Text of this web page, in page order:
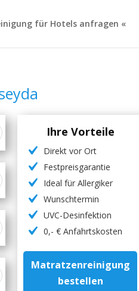
für Hotels anfragen «
Ihre Vorteile
Direkt vor Ort
Festpreisgarantie
Ideal für Allergiker
Wunschtermin
UVC-Desinfektion
0,- € Anfahrtskosten
Matratzenreinigung
bestellen